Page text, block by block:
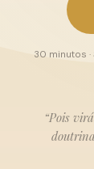
30 minutos
“Pois